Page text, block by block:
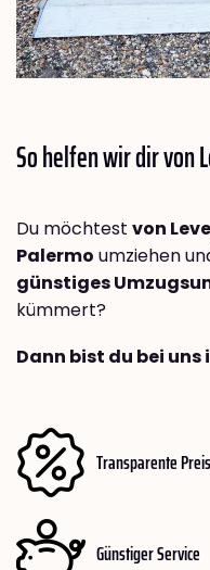
So helfen wir dir von
Du möchtest von
Palermo umziehen
günstiges
kümmert?
Dann bist du bei
Transparente
Günstiger Service